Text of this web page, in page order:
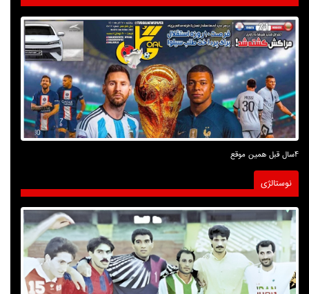
4سال قبل همین موقع
نوستالژی